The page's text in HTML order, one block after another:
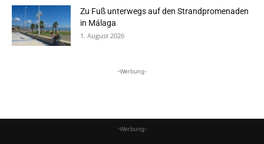
Zu Fuß unterwegs auf den Strandpromenaden
in Málaga
1. August 2026
-Werbung-
-Werbung-